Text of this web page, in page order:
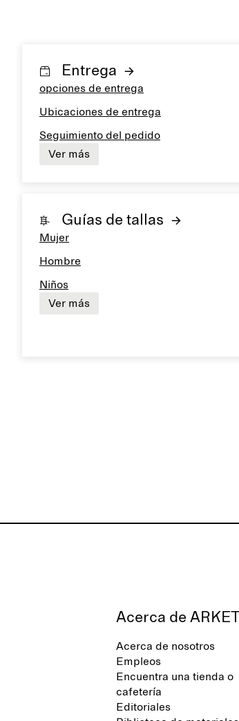
Entrega
opciones de entrega
Ubicaciones de entrega
Seguimiento del pedido
Ver más
Guías de tallas
Mujer
Hombre
Niños
Ver más
Acerca de ARKET
Acerca de nosotros
Empleos
Encuentra una tienda o
cafetería
Editoriales